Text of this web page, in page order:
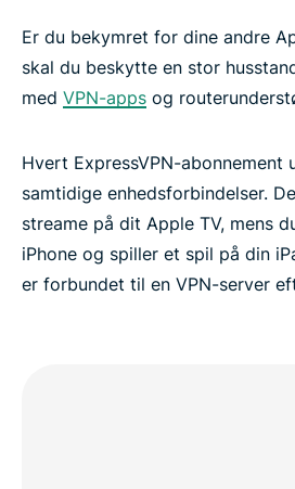
Er du bekymret for dine andre
skal du beskytte en stor
med VPN-apps og
Hvert ExpressVPN-abonnement
samtidige enhedsforbindelser.
streame på dit Apple TV, mens
iPhone og spiller et spil på din
er forbundet til en VPN-server